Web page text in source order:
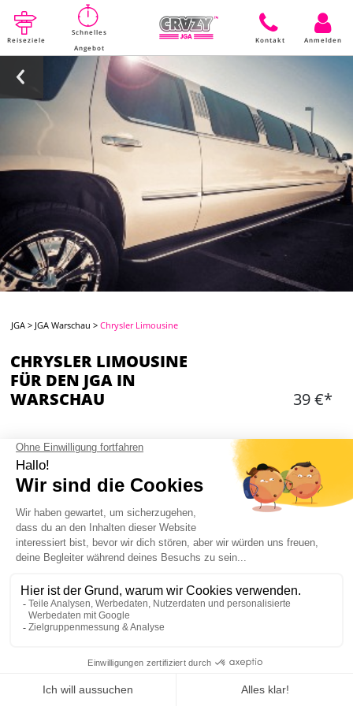
Reiseziele
Schnelles
Angebot
Kontakt Anmelden
JGA > JGA Warschau >Chrysler Limousine
CHRYSLER LIMOUSINE
FÜR DEN JGA IN
WARSCHAU
39 €*
ADDITIONAL OPTIONS
Wähle eine Option
Hinzufügen
WAS IST ENTHALTEN?
13 Personen max. im Fahrzeug
1 Flasche Sekt an Bord
Mein JGA in Warschau